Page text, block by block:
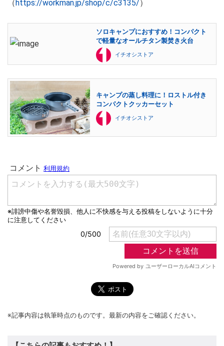
（ https://workman.jp/shop/c/c3135/）
ソロキャンプにおすすめ！コンパクト
で軽量なオールチタン製焚き火台
イチオシストア
キャンプの蒸し料理に！ロストル付き
コンパクトクッカーセット
イチオシストア
※記事内容は執筆時点のものです。最新の内容をご確認ください。